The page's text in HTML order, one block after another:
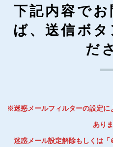
下記内容で
ば、送信ボタ
だ
※迷惑メールフィルターの設定に
ありま
迷惑メール設定解除もしくは「